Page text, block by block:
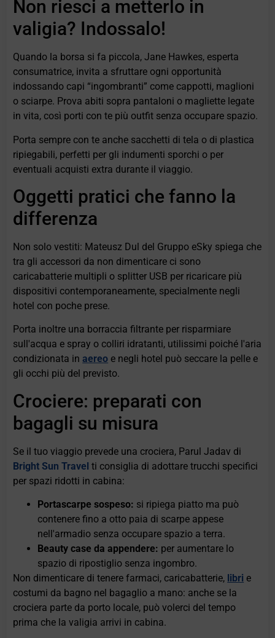
Non riesci a metterlo in
valigia? Indossalo!
Quando la borsa si fa piccola, Jane Hawkes, esperta
consumatrice, invita a sfruttare ogni opportunità
indossando capi “ingombranti” come cappotti, maglioni
o sciarpe. Prova abiti sopra pantaloni o magliette legate
in vita, così porti con te più outfit senza occupare spazio.
Porta sempre con te anche sacchetti di tela o di plastica
ripiegabili, perfetti per gli indumenti sporchi o per
eventuali acquisti extra durante il viaggio.
Oggetti pratici che fanno la
differenza
Non solo vestiti: Mateusz Dul del Gruppo eSky spiega che
tra gli accessori da non dimenticare ci sono
caricabatterie multipli o splitter USB per ricaricare più
dispositivi contemporaneamente, specialmente negli
hotel con poche prese.
Porta inoltre una borraccia filtrante per risparmiare
sull'acqua e spray o colliri idratanti, utilissimi poiché l'aria
condizionata inaereo e negli hotel può seccare la pelle e
gli occhi più del previsto.
Crociere: preparati con
bagagli su misura
Se il tuo viaggio prevede una crociera, Parul Jadav di
Bright Sun Travel ti consiglia di adottare trucchi specifici
per spazi ridotti in cabina:
Portascarpe sospeso: si ripiega piatto ma può
contenere fino a otto paia di scarpe appese
nell'armadio senza occupare spazio a terra.
Beauty case da appendere: per aumentare lo
spazio di ripostiglio senza ingombro.
Non dimenticare di tenere farmaci, caricabatterie, libri e
costumi da bagno nel bagaglio a mano: anche se la
crociera parte da porto locale, può volerci del tempo
prima che la valigia arrivi in cabina.